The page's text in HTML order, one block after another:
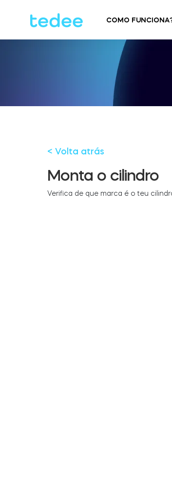
COMO
< Volta atrás
Monta o cilindro
Verifica de que marca é o teu